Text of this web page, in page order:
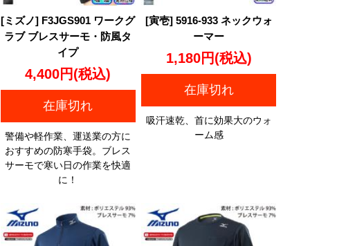
[ミズノ] F3JGS901 ワークグ
ラブ ブレスサーモ・防風タ
イプ
4,400円(税込)
在庫切れ
警備や軽作業、運送業の方に
おすすめの防寒手袋。ブレス
サーモで寒い日の作業を快適
に！
[寅壱] 5916-933 ネックウォ
ーマー
1,180円(税込)
在庫切れ
吸汗速乾、首に効果大のウォ
ーム感